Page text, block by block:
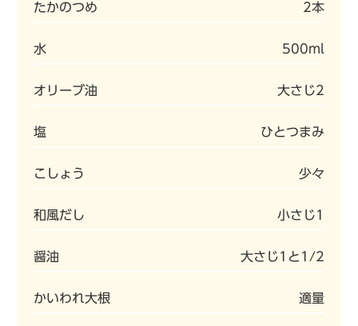
たかのつめ 2本
水 500ml
オリーブ油 大さじ2
塩 ひとつまみ
こしょう 少々
和風だし 小さじ1
醤油 大さじ1と1/2
かいわれ大根 適量